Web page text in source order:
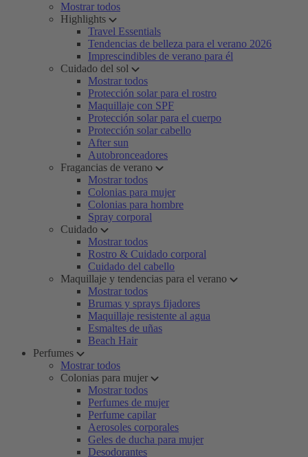
Mostrar todos
Highlights
Travel Essentials
Tendencias de belleza para el verano 2026
Imprescindibles de verano para él
Cuidado del sol
Mostrar todos
Protección solar para el rostro
Maquillaje con SPF
Protección solar para el cuerpo
Protección solar cabello
After sun
Autobronceadores
Fragancias de verano
Mostrar todos
Colonias para mujer
Colonias para hombre
Spray corporal
Cuidado
Mostrar todos
Rostro & Cuidado corporal
Cuidado del cabello
Maquillaje y tendencias para el verano
Mostrar todos
Brumas y sprays fijadores
Maquillaje resistente al agua
Esmaltes de uñas
Beach Hair
Perfumes
Mostrar todos
Colonias para mujer
Mostrar todos
Perfumes de mujer
Perfume capilar
Aerosoles corporales
Geles de ducha para mujer
Desodorantes